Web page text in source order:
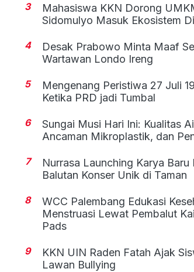
3
Mahasiswa KKN Dorong
Sidomulyo Masuk Ekosistem
4
Desak Prabowo Minta Maaf
Wartawan Londo Ireng
5
Mengenang Peristiwa 27 Juli
Ketika PRD jadi Tumbal
6
Sungai Musi Hari Ini: Kualitas
Ancaman Mikroplastik, dan
7
Nurrasa Launching Karya Baru
Balutan Konser Unik di Taman
8
WCC Palembang Edukasi
Menstruasi Lewat Pembalut
Pads
9
KKN UIN Raden Fatah Ajak
Lawan Bullying